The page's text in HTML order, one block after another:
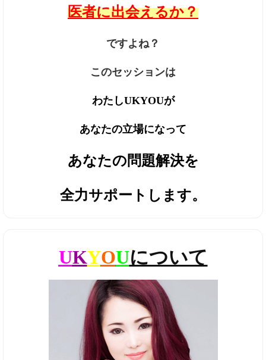
医者に出会えるか？
ですよね？
このセッションは
わたしUKYOUが
あなたの立場になって
あなたの問題解決を
全力サポートします。
UKYOUについて